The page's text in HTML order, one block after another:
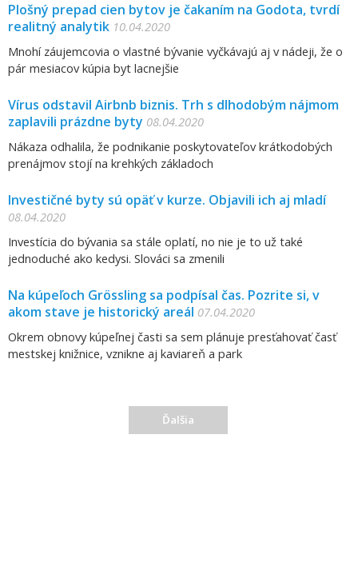
Plošný prepad cien bytov je čakaním na Godota, tvrdí
realitný analytik 10.04.2020
Mnohí záujemcovia o vlastné bývanie vyčkávajú aj v nádeji, že o
pár mesiacov kúpia byt lacnejšie
Vírus odstavil Airbnb biznis. Trh s dlhodobým nájmom
zaplavili prázdne byty 08.04.2020
Nákaza odhalila, že podnikanie poskytovateľov krátkodobých
prenájmov stojí na krehkých základoch
Investičné byty sú opäť v kurze. Objavili ich aj mladí
08.04.2020
Investícia do bývania sa stále oplatí, no nie je to už také
jednoduché ako kedysi. Slováci sa zmenili
Na kúpeľoch Grössling sa podpísal čas. Pozrite si, v
akom stave je historický areál 07.04.2020
Okrem obnovy kúpeľnej časti sa sem plánuje presťahovať časť
mestskej knižnice, vznikne aj kaviareň a park
Ďalšia